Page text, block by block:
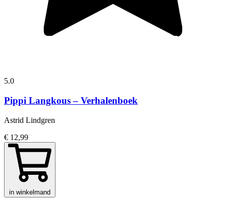
5.0
Pippi Langkous – Verhalenboek
Astrid Lindgren
€ 12,99
in winkelmand